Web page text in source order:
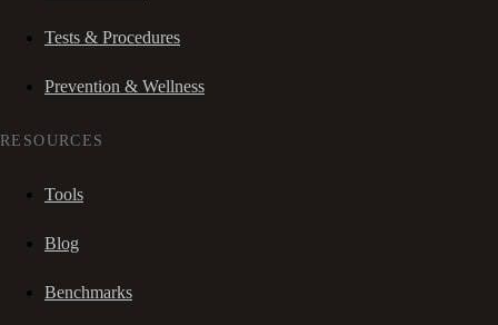
Tests & Procedures
Prevention & Wellness
RESOURCES
Tools
Blog
Benchmarks